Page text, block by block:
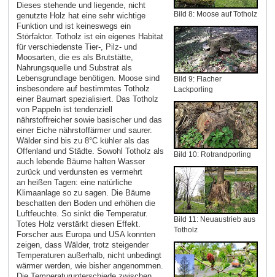
Bild 8: Moose auf Totholz
Bild 9: Flacher
Lackporling
Bild 10: Rotrandporling
Bild 11: Neuaustrieb aus
Totholz
Dieses stehende und liegende, nicht
genutzte Holz hat eine sehr wichtige
Funktion und ist keineswegs ein
Störfaktor. Totholz ist ein eigenes Habitat
für verschiedenste Tier-, Pilz- und
Moosarten, die es als Brutstätte,
Nahrungsquelle und Substrat als
Lebensgrundlage benötigen. Moose sind
insbesondere auf bestimmtes Totholz
einer Baumart spezialisiert. Das Totholz
von Pappeln ist tendenziell
nährstoffreicher sowie basischer und das
einer Eiche nährstoffärmer und saurer.
Wälder sind bis zu 8°C kühler als das
Offenland und Städte. Sowohl Totholz als
auch lebende Bäume halten Wasser
zurück und verdunsten es vermehrt
an heißen Tagen: eine natürliche
Klimaanlage so zu sagen. Die Bäume
beschatten den Boden und erhöhen die
Luftfeuchte. So sinkt die Temperatur.
Totes Holz verstärkt diesen Effekt.
Forscher aus Europa und USA konnten
zeigen, dass Wälder, trotz steigender
Temperaturen außerhalb, nicht unbedingt
wärmer werden, wie bisher angenommen.